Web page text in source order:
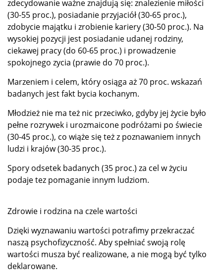
zdecydowanie ważne znajdują się: znalezienie miłości
(30-55 proc.), posiadanie przyjaciół (30-65 proc.),
zdobycie majątku i zrobienie kariery (30-50 proc.). Na
wysokiej pozycji jest posiadanie udanej rodziny,
ciekawej pracy (do 60-65 proc.) i prowadzenie
spokojnego zycia (prawie do 70 proc.).
Marzeniem i celem, który osiąga aż 70 proc. wskazań
badanych jest fakt bycia kochanym.
Młodzież nie ma też nic przeciwko, gdyby jej życie było
pełne rozrywek i urozmaicone podróżami po świecie
(30-45 proc.), co wiąże się też z poznawaniem innych
ludzi i krajów (30-35 proc.).
Spory odsetek badanych (35 proc.) za cel w życiu
podaje tez pomaganie innym ludziom.
Zdrowie i rodzina na czele wartości
Dzięki wyznawaniu wartości potrafimy przekraczać
naszą psychofizyczność. Aby spełniać swoją rolę
wartości musza być realizowane, a nie mogą być tylko
deklarowane.